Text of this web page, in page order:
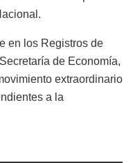
en los Registros de
de Economía,
extraordinario
a la